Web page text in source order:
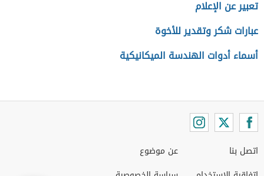
تعبير عن الإعلام
عبارات شكر وتقدير للأخوة
أسماء أدوات الهندسة الميكانيكية
اتصل بنا
عن موضوع